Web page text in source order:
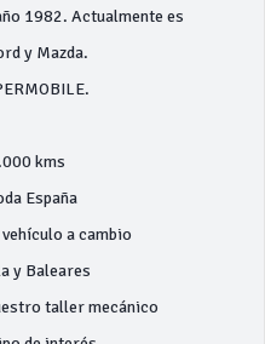
1982. Actualmente es
y Mazda.
kms
España
a cambio
y Baleares
taller mecánico